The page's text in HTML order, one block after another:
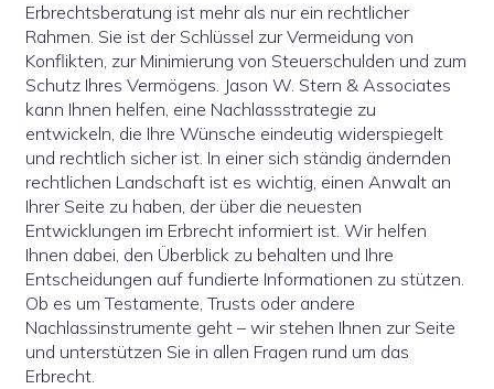
Erbrechtsberatung ist mehr als nur ein rechtlicher
Rahmen. Sie ist der Schlüssel zur Vermeidung von
Konflikten, zur Minimierung von Steuerschulden und zum
Schutz Ihres Vermögens. Jason W. Stern & Associates
kann Ihnen helfen, eine Nachlassstrategie zu
entwickeln, die Ihre Wünsche eindeutig widerspiegelt
und rechtlich sicher ist. In einer sich ständig ändernden
rechtlichen Landschaft ist es wichtig, einen Anwalt an
Ihrer Seite zu haben, der über die neuesten
Entwicklungen im Erbrecht informiert ist. Wir helfen
Ihnen dabei, den Überblick zu behalten und Ihre
Entscheidungen auf fundierte Informationen zu stützen.
Ob es um Testamente, Trusts oder andere
Nachlassinstrumente geht – wir stehen Ihnen zur Seite
und unterstützen Sie in allen Fragen rund um das
Erbrecht.